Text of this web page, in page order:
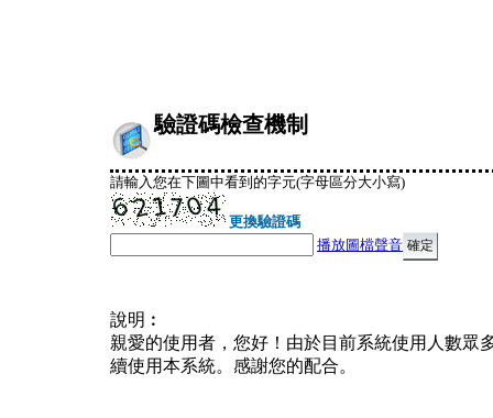
驗證碼檢查機制
請輸入您在下圖中看到的字元(字母區分大小寫)
更換驗證碼
播放圖檔聲音
說明︰
親愛的使用者，您好！由於目前系統使用人數眾
續使用本系統。感謝您的配合。